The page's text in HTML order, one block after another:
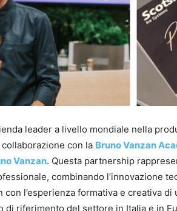
leader a livello mondiale nella
con la Bruno Vanzan
Vanzan. Questa partnership
combinando l’innovazione
con l’esperienza formativa e creativa
di riferimento del settore in Italia e in